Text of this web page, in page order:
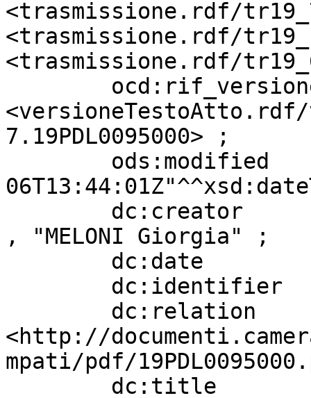
<trasmissione.rdf/
<trasmissione.rdf/
<trasmissione.rdf/
7.19PDL0095000> ;
, "MELONI Giorgia" ;
<http://
mpati/pdf/